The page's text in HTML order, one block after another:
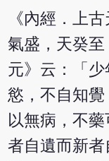
《內經．上
氣盛，天癸
元》云：「
慾，不自知
以無病，不
者自遺而新